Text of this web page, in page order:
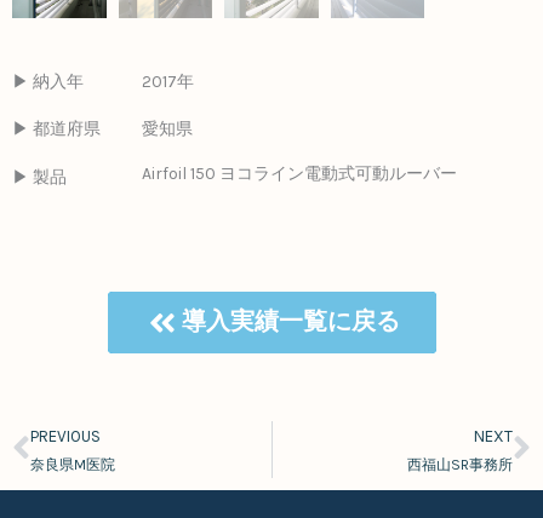
▶ 納入年 2017年
▶ 都道府県 愛知県
▶ 製品 Airfoil 150 ヨコライン電動式可動ルーバー
導入実績一覧に戻る
Prev
PREVIOUS
奈良県M医院
NEXT
西福山SR事務所